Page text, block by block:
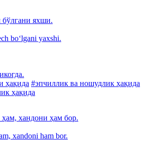
бўлгани яхши.
bo‘lgani yaxshi.
ҳақида #эпчиллик ва ношудлик ҳақида
ҳақида
хандони ҳам бор.
xandoni ham bor.